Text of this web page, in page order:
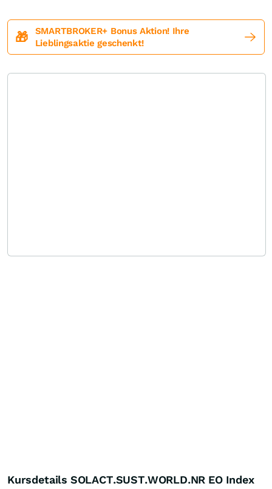
🎁
SMARTBROKER+ Bonus Aktion! Ihre
Lieblingsaktie geschenkt!
Kursdetails SOLACT.SUST.WORLD.NR EO Index